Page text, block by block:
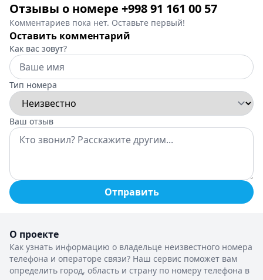
Отзывы о номере +998 91 161 00 57
Комментариев пока нет. Оставьте первый!
Оставить комментарий
Как вас зовут?
Тип номера
Ваш отзыв
Отправить
О проекте
Как узнать информацию о владельце неизвестного номера
телефона и операторе связи? Наш сервис поможет вам
определить город, область и страну по номеру телефона в